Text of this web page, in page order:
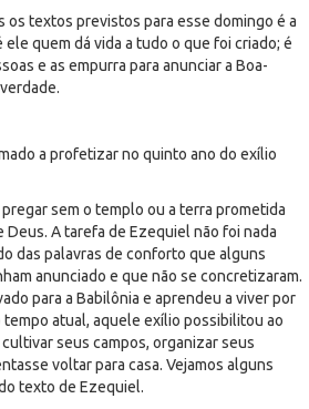
textos previstos para esse domingo é a
ele quem dá vida a tudo o que foi criado; é
e as empurra para anunciar a Boa-
a profetizar no quinto ano do exílio
sem o templo ou a terra prometida
Deus. A tarefa de Ezequiel não foi nada
das palavras de conforto que alguns
anunciado e que não se concretizaram.
para a Babilônia e aprendeu a viver por
atual, aquele exílio possibilitou ao
seus campos, organizar seus
voltar para casa. Vejamos alguns
texto de Ezequiel.